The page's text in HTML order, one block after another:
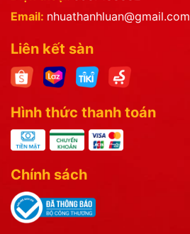
Email: nhuathanhluan@gmail.com
Liên kết sàn
Hình thức thanh toán
Chính sách